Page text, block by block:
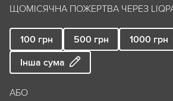
ЩОМІСЯЧНА ПОЖЕРТВА ЧЕРЕЗ
100 грн 500 грн 1000 грн
Інша сума
АБО